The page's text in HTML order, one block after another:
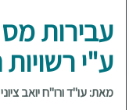
עבירות
ע"י
מאת: עו"ד ורו"ח יואב ציוני